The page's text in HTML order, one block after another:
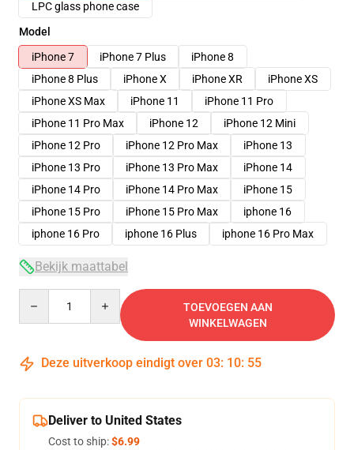
LPC glass phone case
Model
iPhone 7
iPhone 7 Plus
iPhone 8
iPhone 8 Plus
iPhone X iPhone XR
iPhone XS
iPhone XS Max
iPhone 11
iPhone 11 Pro
iPhone 11 Pro Max
iPhone 12
iPhone 12 Mini
iPhone 12 Pro
iPhone 12 Pro Max
iPhone 13
iPhone 13 Pro
iPhone 13 Pro Max
iPhone 14
iPhone 14 Pro
iPhone 14 Pro Max
iPhone 15
iPhone 15 Pro
iPhone 15 Pro Max
iphone 16
iphone 16 Pro
iphone 16 Plus iphone 16 Pro Max
Bekijk maattabel
TOEVOEGEN AAN
WINKELWAGEN
Deze uitverkoop eindigt over 03: 10: 54
Deliver to United States
Cost to ship:$6.99